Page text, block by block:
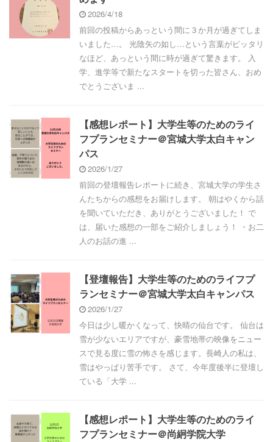
2026/4/18
前回の投稿からあっという間に３か月が過ぎてしま
いました…。 光陰矢の如し…という言葉がピッタリ
なほど、あっという間に時が過ぎて驚きます。 入
学、進学等で新たなスタートを切った皆さん、おめ
でとうございま ...
【感想レポート】大学生等のためのライ
フプランセミナー＠宮城大学太白キャン
パス
2026/1/27
前回の登壇報告レポートに続き、宮城大学の学生さ
んたちからの感想をお届けします。 朝はやくから話
を聞いていただき、ありがとうございました！ で
は、届いた感想の一部をご紹介しましょう！ ・お二
人のお話の進 ...
【登壇報告】大学生等のためのライフプ
ランセミナー＠宮城大学太白キャンパス
2026/1/27
今日は少し暖かくなって、快晴の仙台です。 仙台は
雪が少ないエリアですが、豪雪地帯の映像をニュー
スで見る度に雪の怖さを感じます。長崎人の私は、
雪はやっぱり苦手です。 さて、今年度後半に登壇し
ている「大学 ...
【感想レポート】大学生等のためのライ
フプランセミナー＠尚絅学院大学